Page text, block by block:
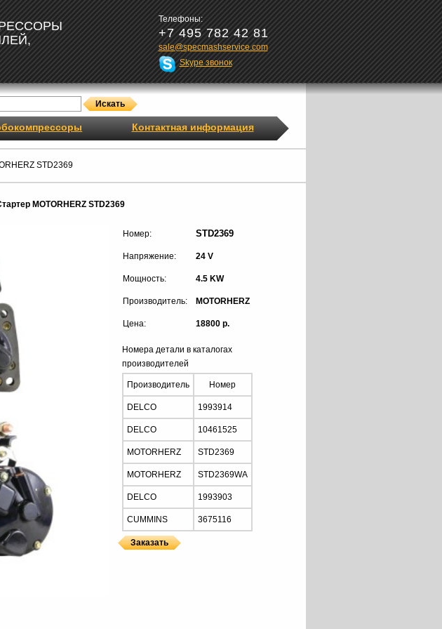
Телефоны:
+7 495 782 42 81
sale@specmashservice.com
Skype звонок
Контактная информация
STD2369
MOTORHERZ STD2369
Номер: STD2369
Напряжение: 24 V
Мощность: 4.5 KW
Производитель: MOTORHERZ
Цена: 18800 р.
Номера детали в каталогах
производителей
Производитель Номер
DELCO 1993914
DELCO 10461525
MOTORHERZ STD2369
MOTORHERZ STD2369WA
DELCO 1993903
CUMMINS 3675116